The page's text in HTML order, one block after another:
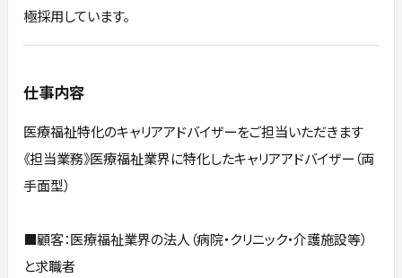
極採用しています。
仕事内容
医療福祉特化のキャリアアドバイザーをご担当いただきます
《担当業務》医療福祉業界に特化したキャリアアドバイザー（両
手面型）
■顧客：医療福祉業界の法人（病院・クリニック・介護施設等）
と求職者